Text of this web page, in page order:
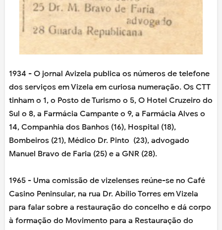
1934 - O jornal Avizela publica os números de telefone
dos serviços em Vizela em curiosa numeração. Os CTT
tinham o 1, o Posto de Turismo o 5, O Hotel Cruzeiro do
Sul o 8, a Farmácia Campante o 9, a Farmácia Alves o
14, Companhia dos Banhos (16), Hospital (18),
Bombeiros (21), Médico Dr. Pinto (23), advogado
Manuel Bravo de Faria (25) e a GNR (28).
1965 - Uma comissão de vizelenses reúne-se no Café
Casino Peninsular, na rua Dr. Abílio Torres em Vizela
para falar sobre a restauração do concelho e dá corpo
à formação do Movimento para a Restauração do